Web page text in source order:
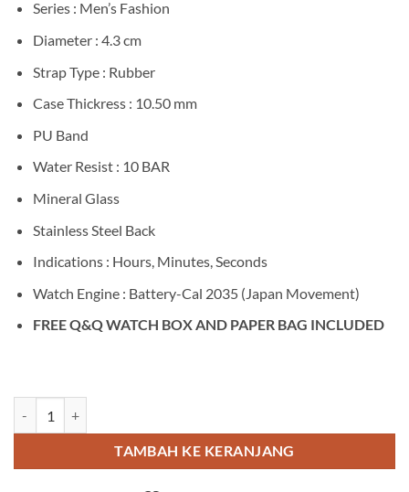
Series : Men’s Fashion
Diameter : 4.3 cm
Strap Type : Rubber
Case Thickress : 10.50 mm
PU Band
Water Resist : 10 BAR
Mineral Glass
Stainless Steel Back
Indications : Hours, Minutes, Seconds
Watch Engine : Battery-Cal 2035 (Japan Movement)
FREE Q&Q WATCH BOX AND PAPER BAG INCLUDED
TAMBAH KE KERANJANG